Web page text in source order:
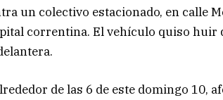
un colectivo estacionado, en calle
correntina. El vehículo quiso huir
de las 6 de este domingo 10,